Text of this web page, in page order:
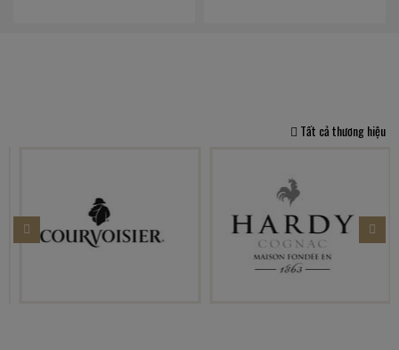
Tất cả thương hiệu